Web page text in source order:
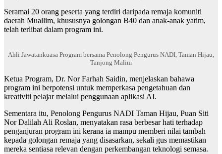
Seramai 20 orang peserta yang terdiri daripada remaja komuniti
daerah Muallim, khususnya golongan B40 dan anak-anak yatim,
telah terlibat dalam program ini.
Ahli Jawatankuasa Program bersama Penolong Pengurus NADI, Taman Hijau,
Tanjong Malim
Ketua Program, Dr. Nor Farhah Saidin, menjelaskan bahawa
program ini berpotensi untuk memperkasa pengetahuan dan
kreativiti pelajar melalui penggunaan aplikasi AI.
Sementara itu, Penolong Pengurus NADI Taman Hijau, Puan Siti
Nor Dalilah Ali Roslan, menyatakan rasa berbesar hati terhadap
penganjuran program ini kerana ia mampu memberi nilai tambah
kepada golongan remaja yang disasarkan, sekali gus memastikan
mereka sentiasa relevan dengan perkembangan teknologi semasa.